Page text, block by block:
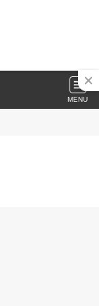
MENU